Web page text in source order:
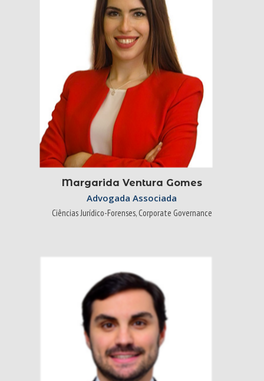
Margarida Ventura Gomes
Advogada Associada
Ciências Jurídico-Forenses, Corporate Governance